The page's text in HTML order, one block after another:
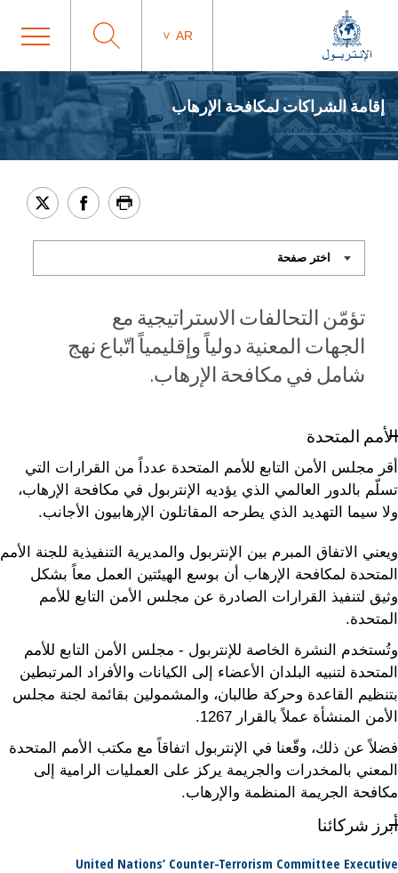
AR
إقامة الشراكات لمكافحة الإرهاب
تؤمّن التحالفات الاستراتيجية مع
الجهات المعنية دولياً وإقليمياً اتّباع نهج
شامل في مكافحة الإرهاب.
الأمم المتحدة
أقر مجلس الأمن التابع للأمم المتحدة عدداً من القرارات التي
تسلّم بالدور العالمي الذي يؤديه الإنتربول في مكافحة الإرهاب،
ولا سيما التهديد الذي يطرحه المقاتلون الإرهابيون الأجانب.
ويعني الاتفاق المبرم بين الإنتربول والمديرية التنفيذية للجنة الأمم
المتحدة لمكافحة الإرهاب أن بوسع الهيئتين العمل معاً بشكل
وثيق لتنفيذ القرارات الصادرة عن مجلس الأمن التابع للأمم
المتحدة.
وتُستخدم النشرة الخاصة للإنتربول - مجلس الأمن التابع للأمم
المتحدة لتنبيه البلدان الأعضاء إلى الكيانات والأفراد المرتبطين
بتنظيم القاعدة وحركة طالبان، والمشمولين بقائمة لجنة مجلس
الأمن المنشأة عملاً بالقرار 1267.
فضلاً عن ذلك، وقّعنا في الإنتربول اتفاقاً مع مكتب الأمم المتحدة
المعني بالمخدرات والجريمة يركز على العمليات الرامية إلى
مكافحة الجريمة المنظمة والإرهاب.
أبرز شركائنا
United Nations’ Counter-Terrorism Committee Executive